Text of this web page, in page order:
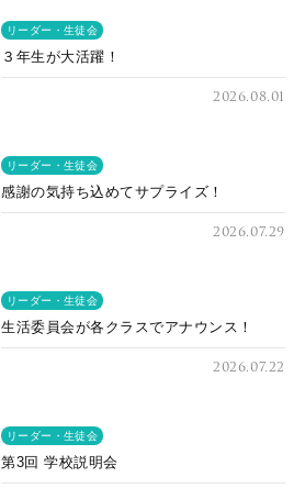
リーダー・生徒会
３年生が大活躍！
2026.08.01
リーダー・生徒会
感謝の気持ち込めてサプライズ！
2026.07.29
リーダー・生徒会
生活委員会が各クラスでアナウンス！
2026.07.22
リーダー・生徒会
第3回 学校説明会